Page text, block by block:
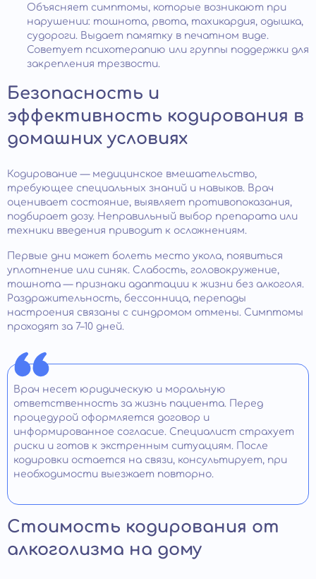
Объясняет симптомы, которые возникают при
нарушении: тошнота, рвота, тахикардия, одышка,
судороги. Выдает памятку в печатном виде.
Советует психотерапию или группы поддержки для
закрепления трезвости.
Безопасность и
эффективность кодирования в
домашних условиях
Кодирование — медицинское вмешательство,
требующее специальных знаний и навыков. Врач
оценивает состояние, выявляет противопоказания,
подбирает дозу. Неправильный выбор препарата или
техники введения приводит к осложнениям.
Первые дни может болеть место укола, появиться
уплотнение или синяк. Слабость, головокружение,
тошнота — признаки адаптации к жизни без алкоголя.
Раздражительность, бессонница, перепады
настроения связаны с синдромом отмены. Симптомы
проходят за 7–10 дней.
Врач несет юридическую и моральную
ответственность за жизнь пациента. Перед
процедурой оформляется договор и
информированное согласие. Специалист страхует
риски и готов к экстренным ситуациям. После
кодировки остается на связи, консультирует, при
необходимости выезжает повторно.
Стоимость кодирования от
алкоголизма на дому